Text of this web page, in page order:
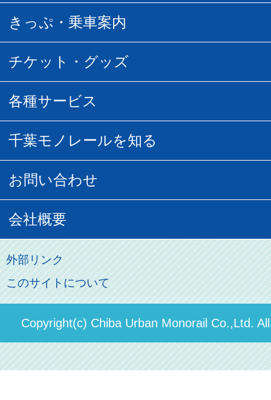
所要時間
空の散歩道
URBAN FLYER時刻表
普通運賃
団体乗車
貸切列車
きっぷ・乗車案内
乗車券の種類
フリーきっぷ
記念切符
割引制度
その他のご案内
パスモのご案内
チケット・グッズ
駅窓口販売チケット
葭川となみグッズ
初音ミクグッズ
俺の妹。
各種サービス
モノちゃんトラベル
広告募集
直営駐車場パーク＆ライド
ステーションギャラリー
駅構内出店者様募集
千葉モノレールを知る
営業距離世界最長
モノちゃん
お問い合わせ
お客様の声
よくあるご質問
お問い合わせ先
会社概要
会社概要
社長ごあいさつ
決算概要
輸送人員の推移（PDF）
外部リンク
このサイトについて
Copyright(c) Chiba Urban Monorail Co.,Ltd.